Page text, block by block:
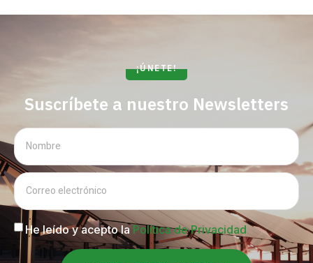
¡ÚNETE!
Suscríbete a nuestro Newsletters
He leído y acepto la Política de Privacidad